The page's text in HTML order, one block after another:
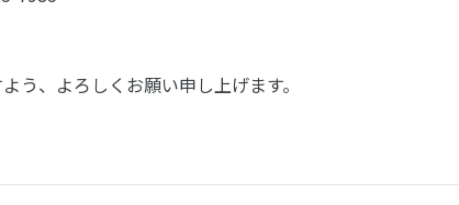
う、よろしくお願い申し上げます。